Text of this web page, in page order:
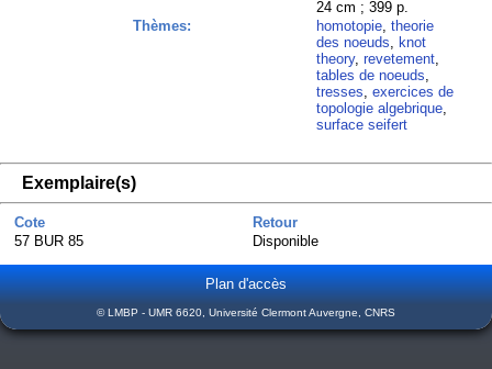
24 cm ; 399 p.
Thèmes:
homotopie,theorie
des noeuds, knot
theory,revetement,
tables de noeuds,
tresses,exercices de
topologie algebrique,
surface seifert
Exemplaire(s)
Cote
Retour
57 BUR 85
Disponible
Plan d'accès
© LMBP - UMR 6620, Université Clermont Auvergne, CNRS